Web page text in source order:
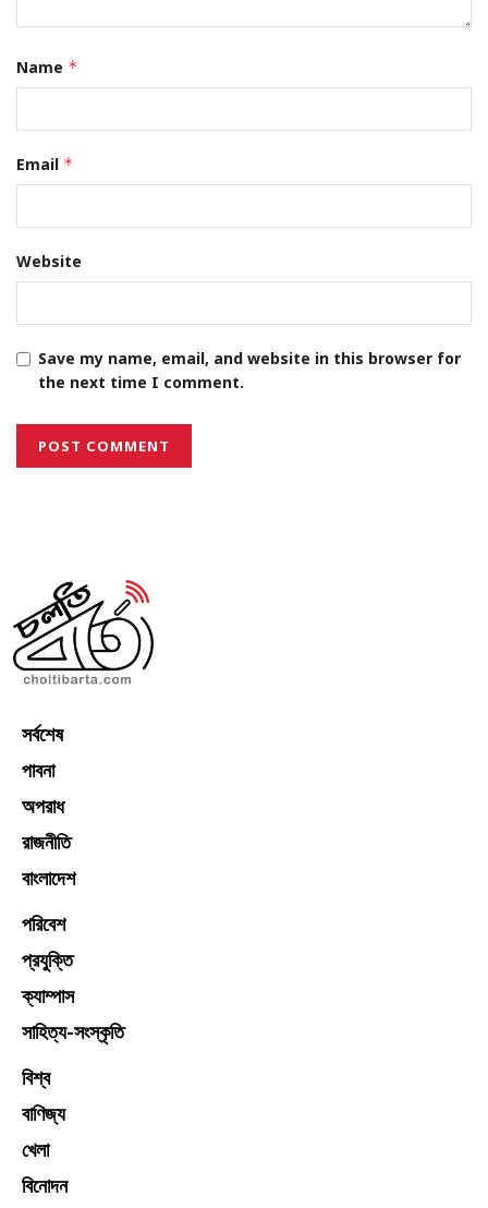
Name *
Email *
Website
Save my name, email, and website in this browser for
the next time I comment.
সর্বশেষ
পাবনা
অপরাধ
রাজনীতি
বাংলাদেশ
পরিবেশ
প্রযুক্তি
ক্যাম্পাস
সাহিত্য-সংস্কৃতি
বিশ্ব
বাণিজ্য
খেলা
বিনোদন